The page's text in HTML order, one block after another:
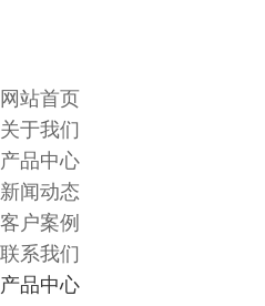
网站首页
关于我们
产品中心
新闻动态
客户案例
联系我们
产品中心